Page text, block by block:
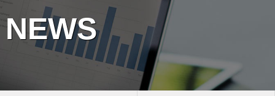
NEWS